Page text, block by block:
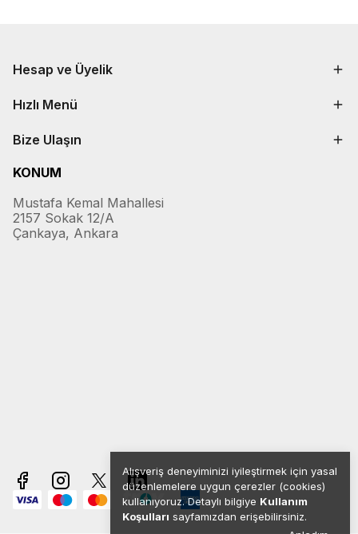
Alışveriş deneyiminizi iyileştirmek için yasal
düzenlemelere uygun çerezler (cookies)
kullanıyoruz. Detaylı bilgiye Kullanım
Koşulları sayfamızdan erişebilirsiniz.
Hesap ve Üyelik
Hızlı Menü
Bize Ulaşın
KONUM
Mustafa Kemal Mahallesi
2157 Sokak 12/A
Çankaya, Ankara